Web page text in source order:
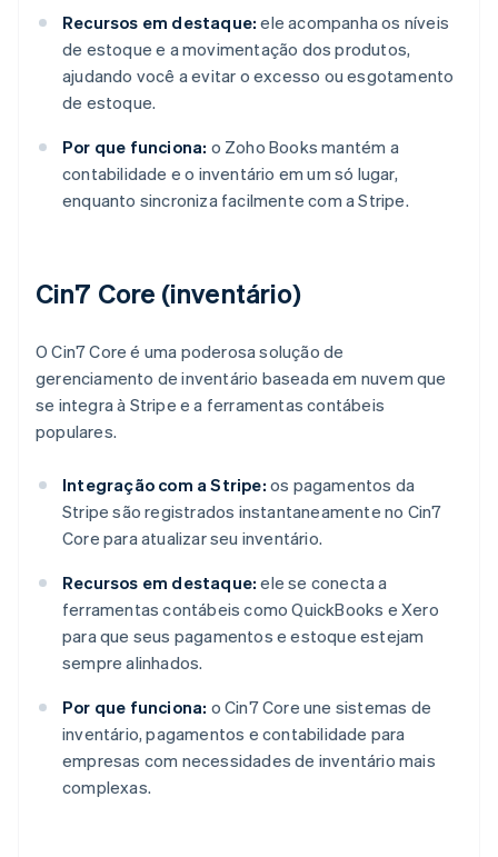
Recursos em destaque: ele acompanha os níveis
de estoque e a movimentação dos produtos,
ajudando você a evitar o excesso ou esgotamento
de estoque.
Por que funciona: o Zoho Books mantém a
contabilidade e o inventário em um só lugar,
enquanto sincroniza facilmente com a Stripe.
Cin7 Core (inventário)
O Cin7 Core é uma poderosa solução de
gerenciamento de inventário baseada em nuvem que
se integra à Stripe e a ferramentas contábeis
populares.
Integração com a Stripe: os pagamentos da
Stripe são registrados instantaneamente no Cin7
Core para atualizar seu inventário.
Recursos em destaque: ele se conecta a
ferramentas contábeis como QuickBooks e Xero
para que seus pagamentos e estoque estejam
sempre alinhados.
Por que funciona: o Cin7 Core une sistemas de
inventário, pagamentos e contabilidade para
empresas com necessidades de inventário mais
complexas.